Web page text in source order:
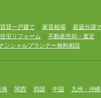
賃貸一戸建て 家賃相場
新築分譲
住宅リフォーム 不動産売却・査定
ンシャルプランナー無料相談
海 関西 四国 中国 九州・沖縄